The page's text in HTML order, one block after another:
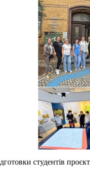
студентів